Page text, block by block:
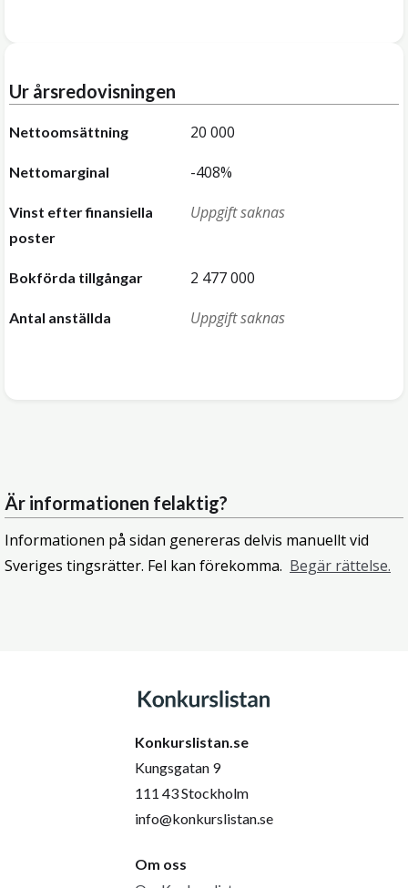
Ur årsredovisningen
Nettoomsättning 20 000
Nettomarginal -408%
Vinst efter finansiella
poster
Uppgift saknas
Bokförda tillgångar 2 477 000
Antal anställda Uppgift saknas
Är informationen felaktig?
Informationen på sidan genereras delvis manuellt vid
Sveriges tingsrätter. Fel kan förekomma. Begär rättelse.
Konkurslistan.se
Kungsgatan 9
111 43 Stockholm
info@konkurslistan.se
Om oss